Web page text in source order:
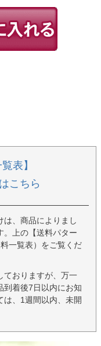
表】
こちら
、商品によりまし
。上の【送料パター
一覧表）をご覧くだ
ておりますが、万一
到着後7日以内にお知
は、1週間以内、未開